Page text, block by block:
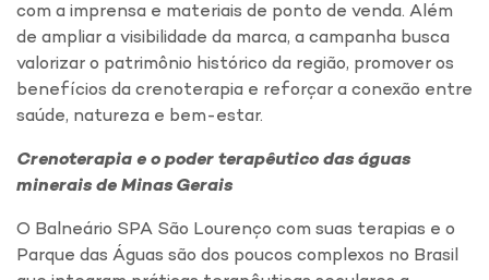
com a imprensa e materiais de ponto de venda. Além
de ampliar a visibilidade da marca, a campanha busca
valorizar o patrimônio histórico da região, promover os
benefícios da crenoterapia e reforçar a conexão entre
saúde, natureza e bem-estar.
Crenoterapia e o poder terapêutico das águas
minerais de Minas Gerais
O Balneário SPA São Lourenço com suas terapias e o
Parque das Águas são dos poucos complexos no Brasil